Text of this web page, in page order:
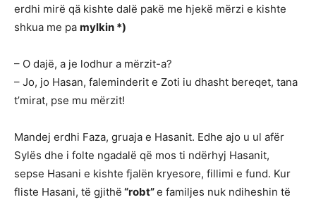
erdhi mirë qä kishte dalë pakë me hjekë mërzi e kishte
shkua me pa mylkin *)
– O dajë, a je lodhur a mërzit-a?
– Jo, jo Hasan, faleminderit e Zoti iu dhasht bereqet, tana
t’mirat, pse mu mërzit!
Mandej erdhi Faza, gruaja e Hasanit. Edhe ajo u ul afër
Sylës dhe i folte ngadalë që mos ti ndërhyj Hasanit,
sepse Hasani e kishte fjalën kryesore, fillimi e fund. Kur
fliste Hasani, të gjithë “robt”e familjes nuk ndiheshin të